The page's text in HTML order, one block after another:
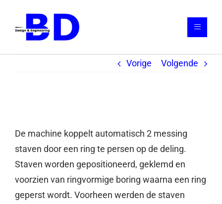
Toggle
Referenties
Contact
Vorige Volgende
De machine koppelt automatisch 2 messing
staven door een ring te persen op de deling.
Staven worden gepositioneerd, geklemd en
voorzien van ringvormige boring waarna een ring
geperst wordt. Voorheen werden de staven